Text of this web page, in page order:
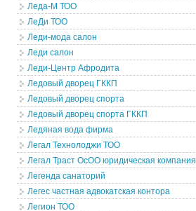
Леда-М ТОО
ЛеДи ТОО
Леди-мода салон
Леди салон
Леди-Центр Афродита
Ледовый дворец ГККП
Ледовый дворец спорта
Ледовый дворец спорта ГККП
Ледяная вода фирма
Легал Технолоджи ТОО
Легал Траст ОсОО юридическая компания
Легенда санаторий
Легес частная адвокатская контора
Легион ТОО